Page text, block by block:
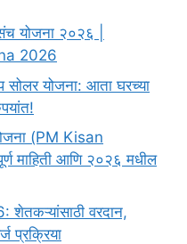
योजना २०२६ |
2026
सोलर योजना: आता घरच्या
(PM Kisan
माहिती आणि २०२६ मधील
शेतकऱ्यांसाठी वरदान,
प्रक्रिया